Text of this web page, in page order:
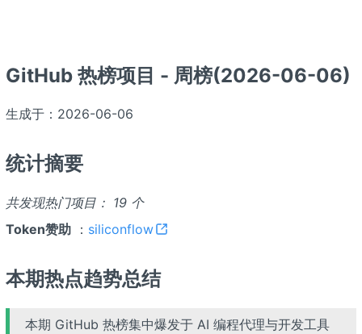
GitHub 热榜项目 - 周榜(2026-06-06)
生成于：2026-06-06
统计摘要
共发现热门项目： 19 个
Token赞助： siliconflow
本期热点趋势总结
本期 GitHub 热榜集中爆发于 AI 编程代理与开发工具